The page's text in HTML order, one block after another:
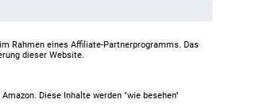
Rahmen eines Affiliate-Partnerprogramms. Das
dieser Website.
Diese Inhalte werden "wie besehen"